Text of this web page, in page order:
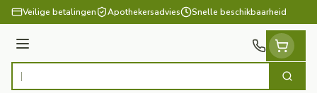
Ga naar de inhoud
Veilige betalingen Apothekersadvies Snelle beschikbaarheid
Menu
Product, merk, categorie... Zoek